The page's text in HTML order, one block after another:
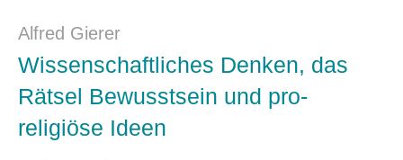
Alfred Gierer
Wissenschaftliches Denken, das
Rätsel Bewusstsein und pro-
religiöse Ideen